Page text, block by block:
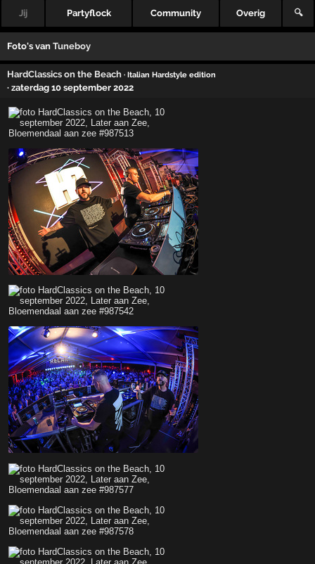
Jij Partyflock Community Overig 🔍
Foto's vanTuneboy
HardClassics on the Beach · Italian Hardstyle edition
· zaterdag 10 september 2022